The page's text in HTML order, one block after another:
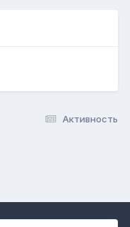
Активность